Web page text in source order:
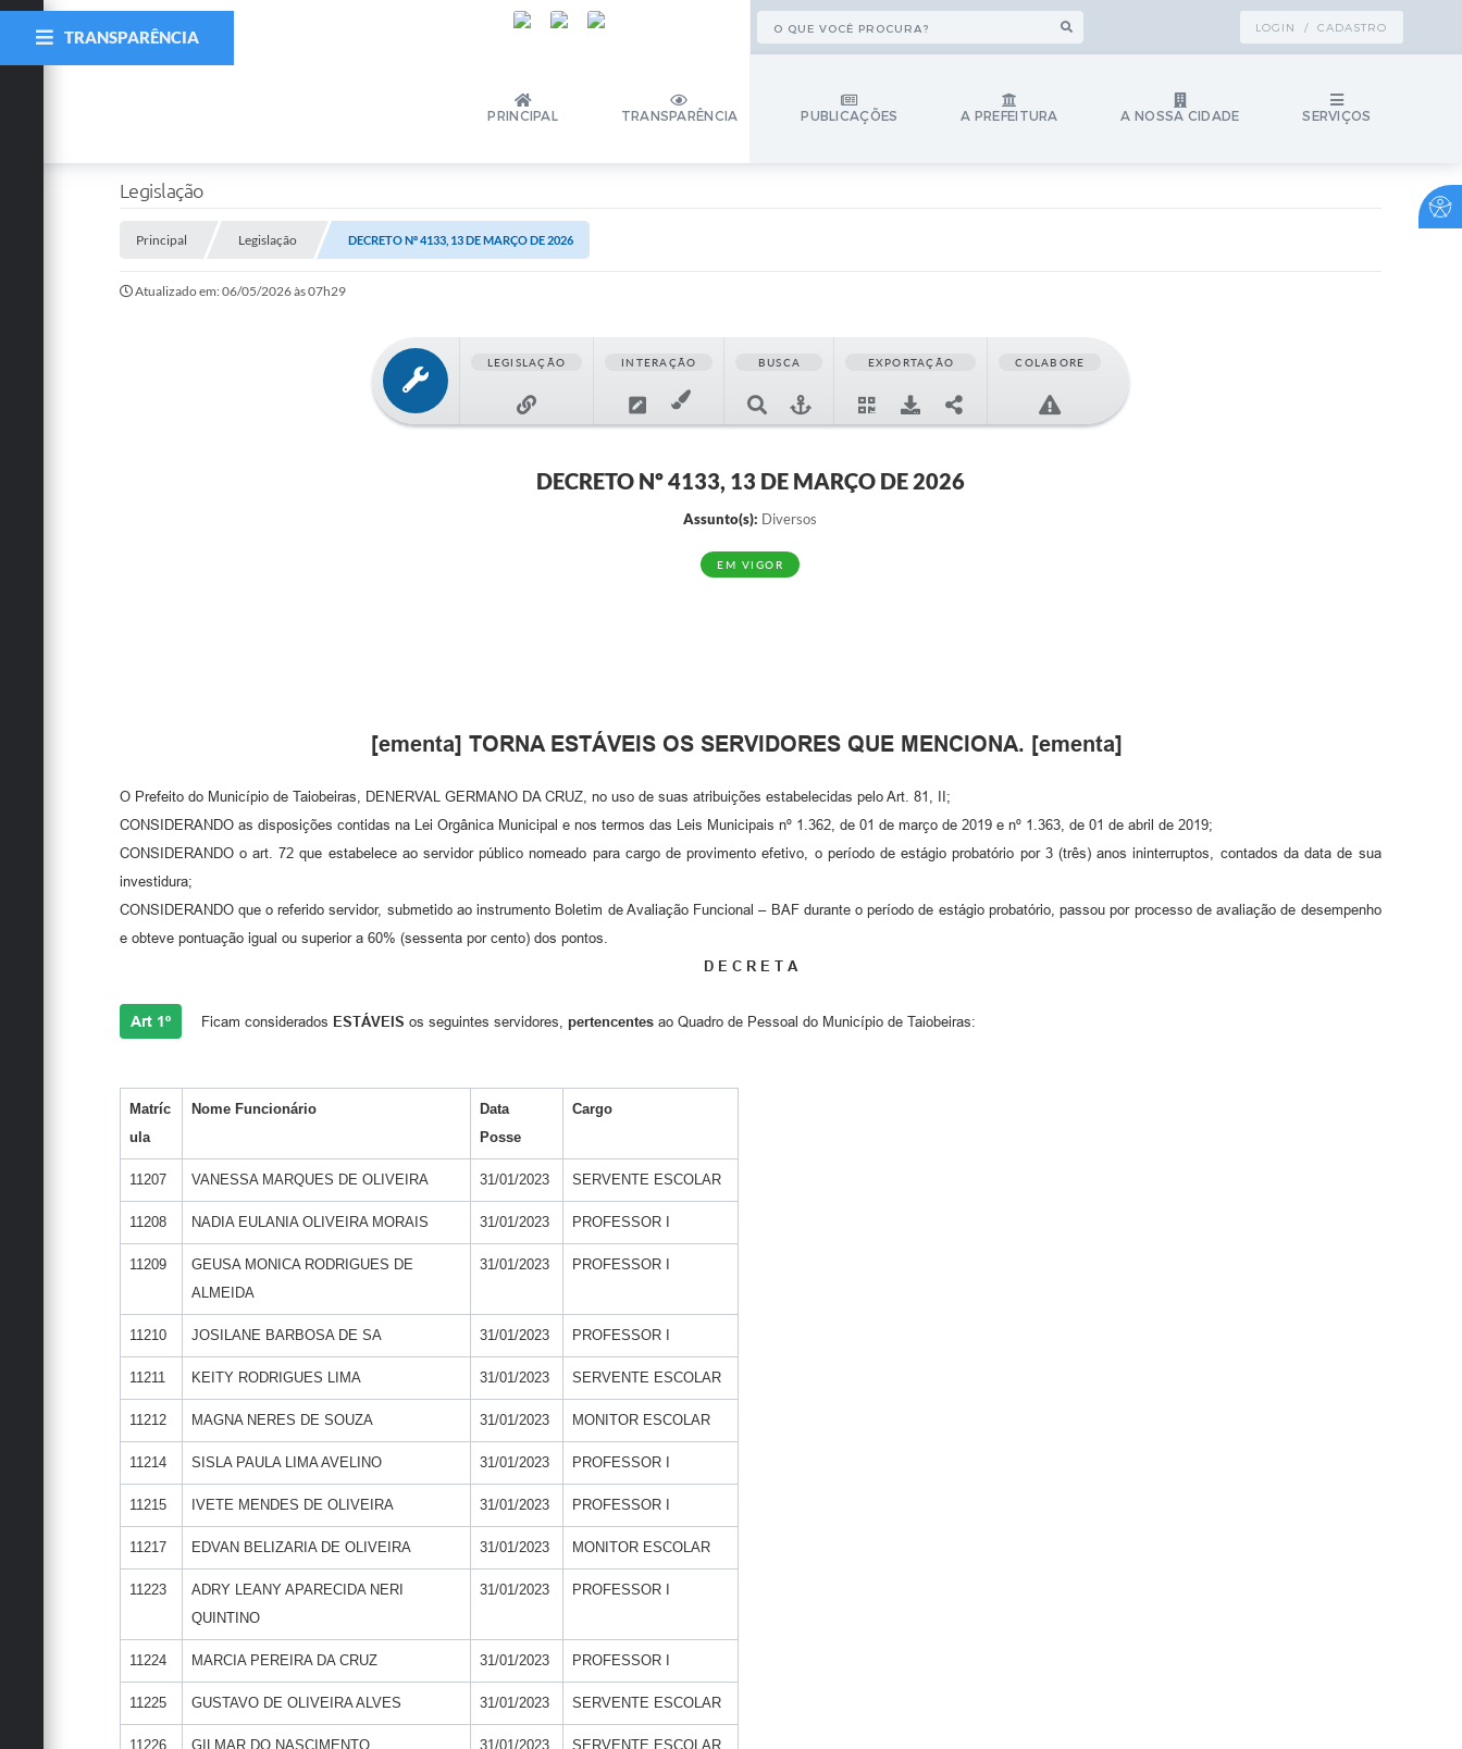
LOGIN / CADASTRO
PRINCIPAL TRANSPARÊNCIA PUBLICAÇÕES A PREFEITURA A NOSSA CIDADE SERVIÇOS
TRANSPARÊNCIA
Legislação
Principal Legislação DECRETO Nº 4133, 13 DE MARÇO DE 2026
Atualizado em: 06/05/2026 às 07h29
LEGISLAÇÃO INTERAÇÃO BUSCA EXPORTAÇÃO COLABORE
DECRETO Nº 4133, 13 DE MARÇO DE 2026
Assunto(s): Diversos
EM VIGOR
[ementa] TORNA ESTÁVEIS OS SERVIDORES QUE MENCIONA. [ementa]
O Prefeito do Município de Taiobeiras, DENERVAL GERMANO DA CRUZ, no uso de suas atribuições estabelecidas pelo Art. 81, II;
CONSIDERANDO as disposições contidas na Lei Orgânica Municipal e nos termos das Leis Municipais nº 1.362, de 01 de março de 2019 e nº 1.363, de 01 de abril de 2019;
CONSIDERANDO o art. 72 que estabelece ao servidor público nomeado para cargo de provimento efetivo, o período de estágio probatório por 3 (três) anos ininterruptos, contados da data de sua
investidura;
CONSIDERANDO que o referido servidor, submetido ao instrumento Boletim de Avaliação Funcional – BAF durante o período de estágio probatório, passou por processo de avaliação de desempenho
e obteve pontuação igual ou superior a 60% (sessenta por cento) dos pontos.
D E C R E T A
Art 1º Ficam considerados ESTÁVEIS os seguintes servidores, pertencentesao Quadro de Pessoal do Município de Taiobeiras:
Matríc
ula
Nome Funcionário
Data
Posse
Cargo
11207 VANESSA MARQUES DE OLIVEIRA 31/01/2023 SERVENTE ESCOLAR
11208 NADIA EULANIA OLIVEIRA MORAIS 31/01/2023 PROFESSOR I
11209
GEUSA MONICA RODRIGUES DE
ALMEIDA
31/01/2023 PROFESSOR I
11210 JOSILANE BARBOSA DE SA 31/01/2023 PROFESSOR I
11211 KEITY RODRIGUES LIMA 31/01/2023 SERVENTE ESCOLAR
11212 MAGNA NERES DE SOUZA 31/01/2023 MONITOR ESCOLAR
11214 SISLA PAULA LIMA AVELINO 31/01/2023 PROFESSOR I
11215 IVETE MENDES DE OLIVEIRA 31/01/2023 PROFESSOR I
11217 EDVAN BELIZARIA DE OLIVEIRA 31/01/2023 MONITOR ESCOLAR
11223
ADRY LEANY APARECIDA NERI
QUINTINO
31/01/2023 PROFESSOR I
11224 MARCIA PEREIRA DA CRUZ 31/01/2023 PROFESSOR I
11225 GUSTAVO DE OLIVEIRA ALVES 31/01/2023 SERVENTE ESCOLAR
11226 GILMAR DO NASCIMENTO 31/01/2023 SERVENTE ESCOLAR